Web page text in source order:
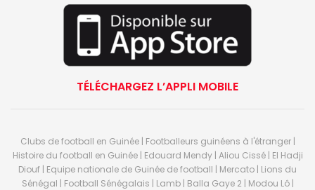
TÉLÉCHARGEZ L’APPLI MOBILE
Clubs de football en Guinée | Footballeurs guinéens à l'étranger |
Histoire du football en Guinée | Edouard Mendy | Aliou Cissé | El Hadji
Diouf | Equipe nationale de Guinée de football | Mercato | Lions du
Sénégal | Football Sénégalais | Lamb | Balla Gaye 2 | Modou Lô |